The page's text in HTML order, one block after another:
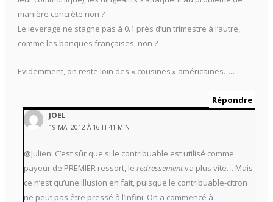
manière concrète non ?
Le leverage ne stagne pas à 0.1 près d’un trimestre à l’autre,
comme les banques françaises, non ?
Evidemment, on reste loin des « cousines » américaines…….
Répondre
JOEL
19 MAI 2012 À 16 H 41 MIN
@Julien: C’est sûr que si le contribuable est utilisé comme
payeur de PREMIER ressort, le redressementva plus vite… Mais
ce n’est qu’une illusion en fait, puisque le contribuable-citron
ne peut pas être pressé à l’infini. On a commencé à